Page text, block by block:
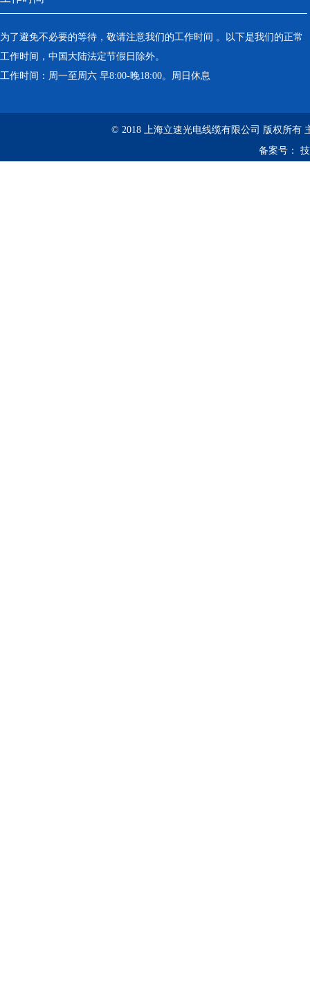
为了避免不必要的等待，敬请注意我们的工作时间 。以下是我们的正常
工作时间，中国大陆法定节假日除外。
工作时间：周一至周六 早8:00-晚18:00。周日休息
© 2018 上海立速光电线缆有限公司 版权所有
备案号：